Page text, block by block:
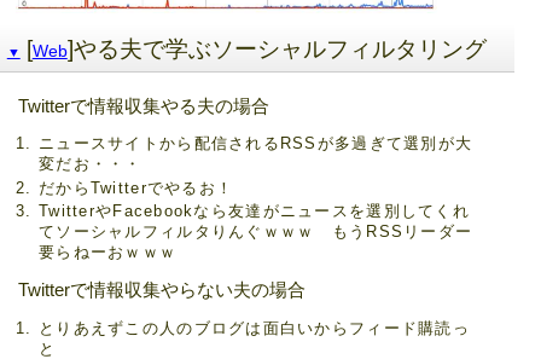
▼ [Web]やる夫で学ぶソーシャルフィルタリング
Twitterで情報収集やる夫の場合
ニュースサイトから配信されるRSSが多過ぎて選別が大
変だお・・・
だからTwitterでやるお！
TwitterやFacebookなら友達がニュースを選別してくれ
てソーシャルフィルタりんぐｗｗｗ もうRSSリーダー
要らねーおｗｗｗ
Twitterで情報収集やらない夫の場合
とりあえずこの人のブログは面白いからフィード購読っ
と